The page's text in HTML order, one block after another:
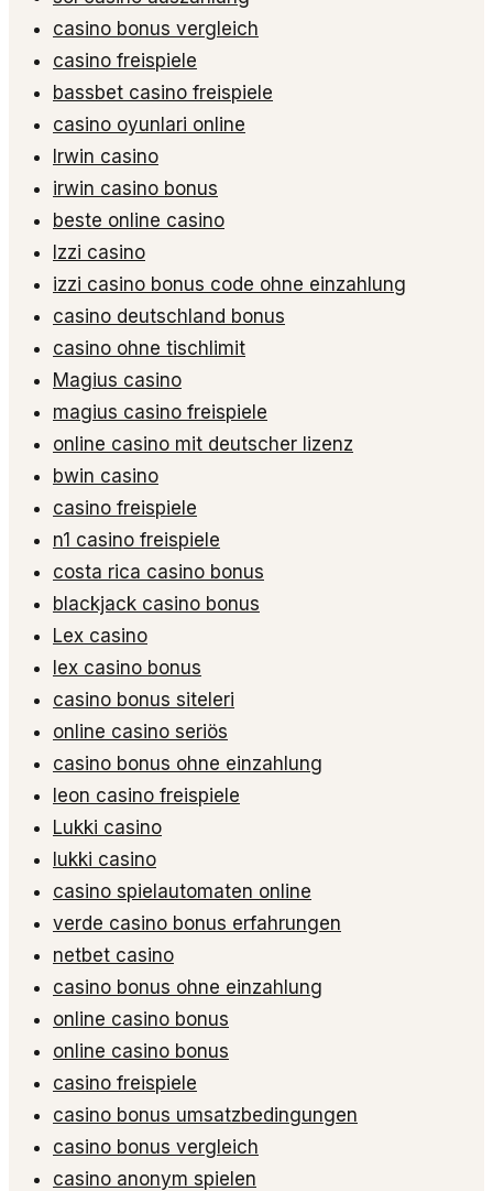
casino bonus vergleich
casino freispiele
bassbet casino freispiele
casino oyunlari online
Irwin casino
irwin casino bonus
beste online casino
Izzi casino
izzi casino bonus code ohne einzahlung
casino deutschland bonus
casino ohne tischlimit
Magius casino
magius casino freispiele
online casino mit deutscher lizenz
bwin casino
casino freispiele
n1 casino freispiele
costa rica casino bonus
blackjack casino bonus
Lex casino
lex casino bonus
casino bonus siteleri
online casino seriös
casino bonus ohne einzahlung
leon casino freispiele
Lukki casino
lukki casino
casino spielautomaten online
verde casino bonus erfahrungen
netbet casino
casino bonus ohne einzahlung
online casino bonus
online casino bonus
casino freispiele
casino bonus umsatzbedingungen
casino bonus vergleich
casino anonym spielen